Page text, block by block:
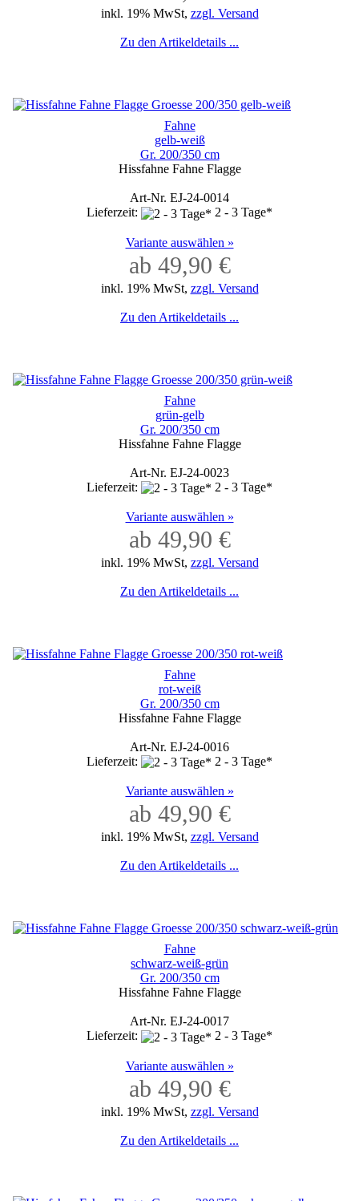
inkl. 19% MwSt, zzgl. Versand
Zu den Artikeldetails ...
Fahne
gelb-weiß
Gr. 200/350 cm
Hissfahne Fahne Flagge
Art-Nr. EJ-24-0014
Lieferzeit:
2 - 3 Tage*
Variante auswählen »
ab 49,90 €
inkl. 19% MwSt, zzgl. Versand
Zu den Artikeldetails ...
Fahne
grün-gelb
Gr. 200/350 cm
Hissfahne Fahne Flagge
Art-Nr. EJ-24-0023
Lieferzeit:
2 - 3 Tage*
Variante auswählen »
ab 49,90 €
inkl. 19% MwSt, zzgl. Versand
Zu den Artikeldetails ...
Fahne
rot-weiß
Gr. 200/350 cm
Hissfahne Fahne Flagge
Art-Nr. EJ-24-0016
Lieferzeit:
2 - 3 Tage*
Variante auswählen »
ab 49,90 €
inkl. 19% MwSt, zzgl. Versand
Zu den Artikeldetails ...
Fahne
schwarz-weiß-grün
Gr. 200/350 cm
Hissfahne Fahne Flagge
Art-Nr. EJ-24-0017
Lieferzeit:
2 - 3 Tage*
Variante auswählen »
ab 49,90 €
inkl. 19% MwSt, zzgl. Versand
Zu den Artikeldetails ...